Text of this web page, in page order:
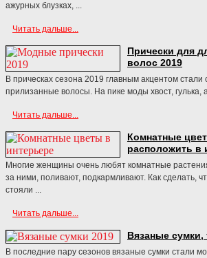
ажурных блузках, ...
Читать дальше...
Прически для
волос 2019
В прическах сезона 2019 главным акцентом стали
прилизанные волосы. На пике моды хвост, гулька,
Читать дальше...
Комнатные
расположить в
Многие женщины очень любят комнатные
за ними, поливают, подкармливают. Как сделать,
стояли ...
Читать дальше...
Вязаные сумки,
В последние пару сезонов вязаные сумки стали